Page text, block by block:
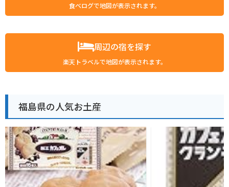
食べログで地図が表示されます。
周辺の宿を探す
楽天トラベルで地図が表示されます。
福島県の人気お土産